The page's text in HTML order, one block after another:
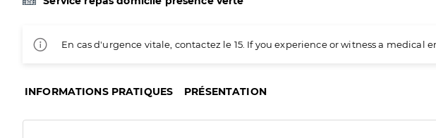
En cas d'urgence vitale, contactez le 15. If you experience or witness a
INFORMATIONS PRATIQUES PRÉSENTATION